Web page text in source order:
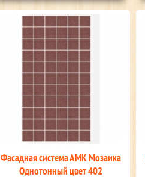
Фасадная система АМК Мозаика
Однотонный цвет 402